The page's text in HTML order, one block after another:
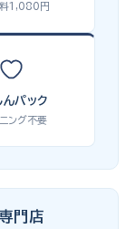
1,080円
んパック
ング不要
門店